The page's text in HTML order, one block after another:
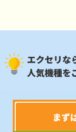
エクセリな
人気機種を
まず